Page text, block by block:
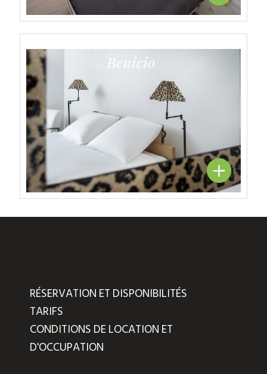
Benicio
RÉSERVATION ET DISPONIBILITÉS
TARIFS
CONDITIONS DE LOCATION ET
D'OCCUPATION